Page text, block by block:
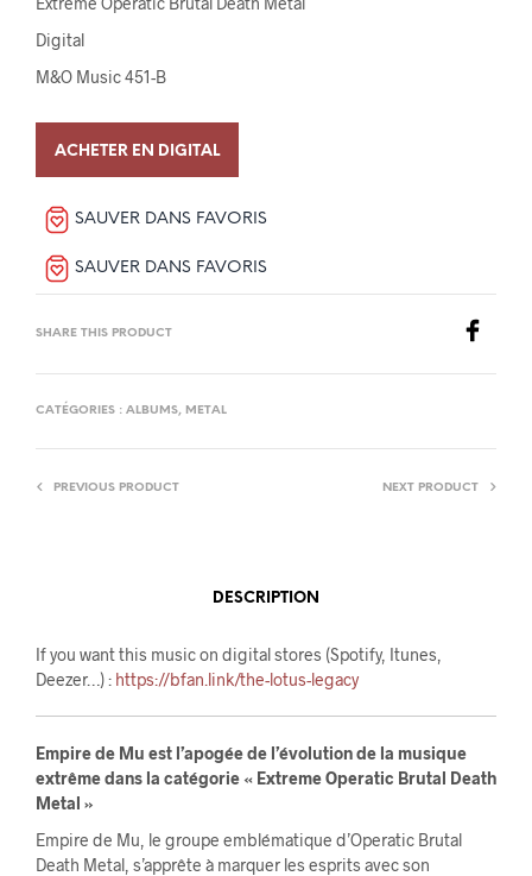
Digital
M&O Music 451-B
ACHETER EN DIGITAL
SAUVER DANS FAVORIS
SAUVER DANS FAVORIS
SHARE THIS PRODUCT
CATÉGORIES : ALBUMS, METAL
PREVIOUS PRODUCT NEXT PRODUCT
DESCRIPTION
If you want this music on digital stores (Spotify, Itunes,
Deezer…) : https://bfan.link/the-lotus-legacy
Empire de Mu est l’apogée de l’évolution de la musique
extrême dans la catégorie « Extreme Operatic Brutal Death
Metal »
Empire de Mu, le groupe emblématique d’Operatic Brutal
Death Metal, s’apprête à marquer les esprits avec son